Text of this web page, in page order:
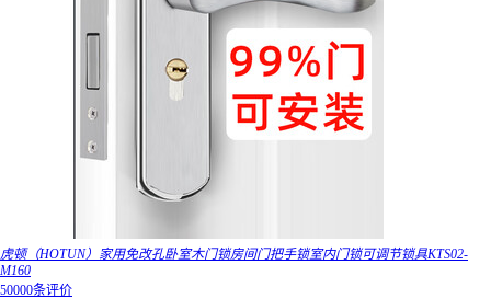
虎顿（HOTUN）家用免改孔卧室木门锁房间门把手锁室内门锁可调节锁具KTS02-
M160
50000条评价